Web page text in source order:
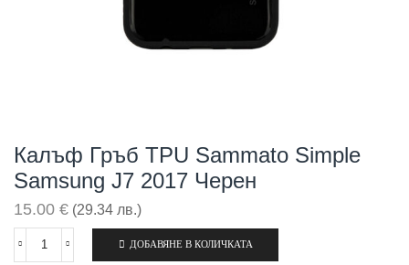
Калъф Гръб TPU Sammato Simple
Samsung J7 2017 Черен
15.00 € (29.34 лв.)
количество
ДОБАВЯНЕ В КОЛИЧКАТА